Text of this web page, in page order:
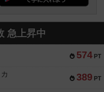
急上昇中
574 PT
389 PT